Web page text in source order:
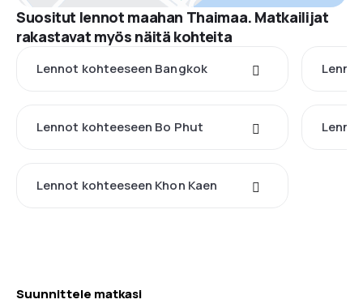
Suositut lennot maahan Thaimaa. Matkailijat
rakastavat myös näitä kohteita
Lennot kohteeseen Bangkok
Lennot kohteeseen Bo Phut
Lennot kohteeseen Khon Kaen
Suunnittele matkasi